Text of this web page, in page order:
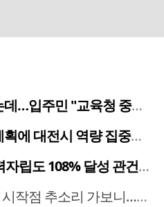
주민 "교육청 중재 나서라"
대전시 역량 집중해야
108% 달성 관건은 '주민 수용성'
리 가보니…걷어내도 짙은 초록빛